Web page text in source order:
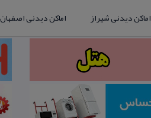
اماکن دیدنی شیراز اماکن دیدنی اصفهان